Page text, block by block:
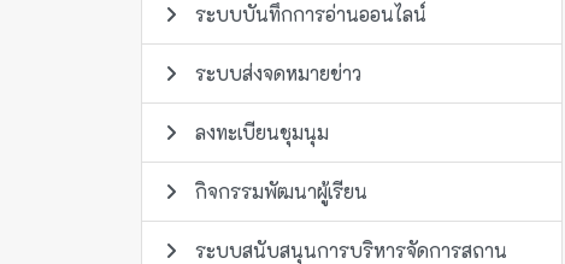
ระบบบันทึกการอ่านออนไลน์
ระบบส่งจดหมายข่าว
ลงทะเบียนชุมนุม
กิจกรรมพัฒนาผู้เรียน
ระบบสนับสนุนการบริหารจัดการสถาน